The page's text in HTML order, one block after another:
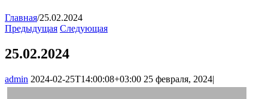
Главная/25.02.2024
Предыдущая Следующая
25.02.2024
admin 2024-02-25T14:00:08+03:00 25 февраля, 2024|